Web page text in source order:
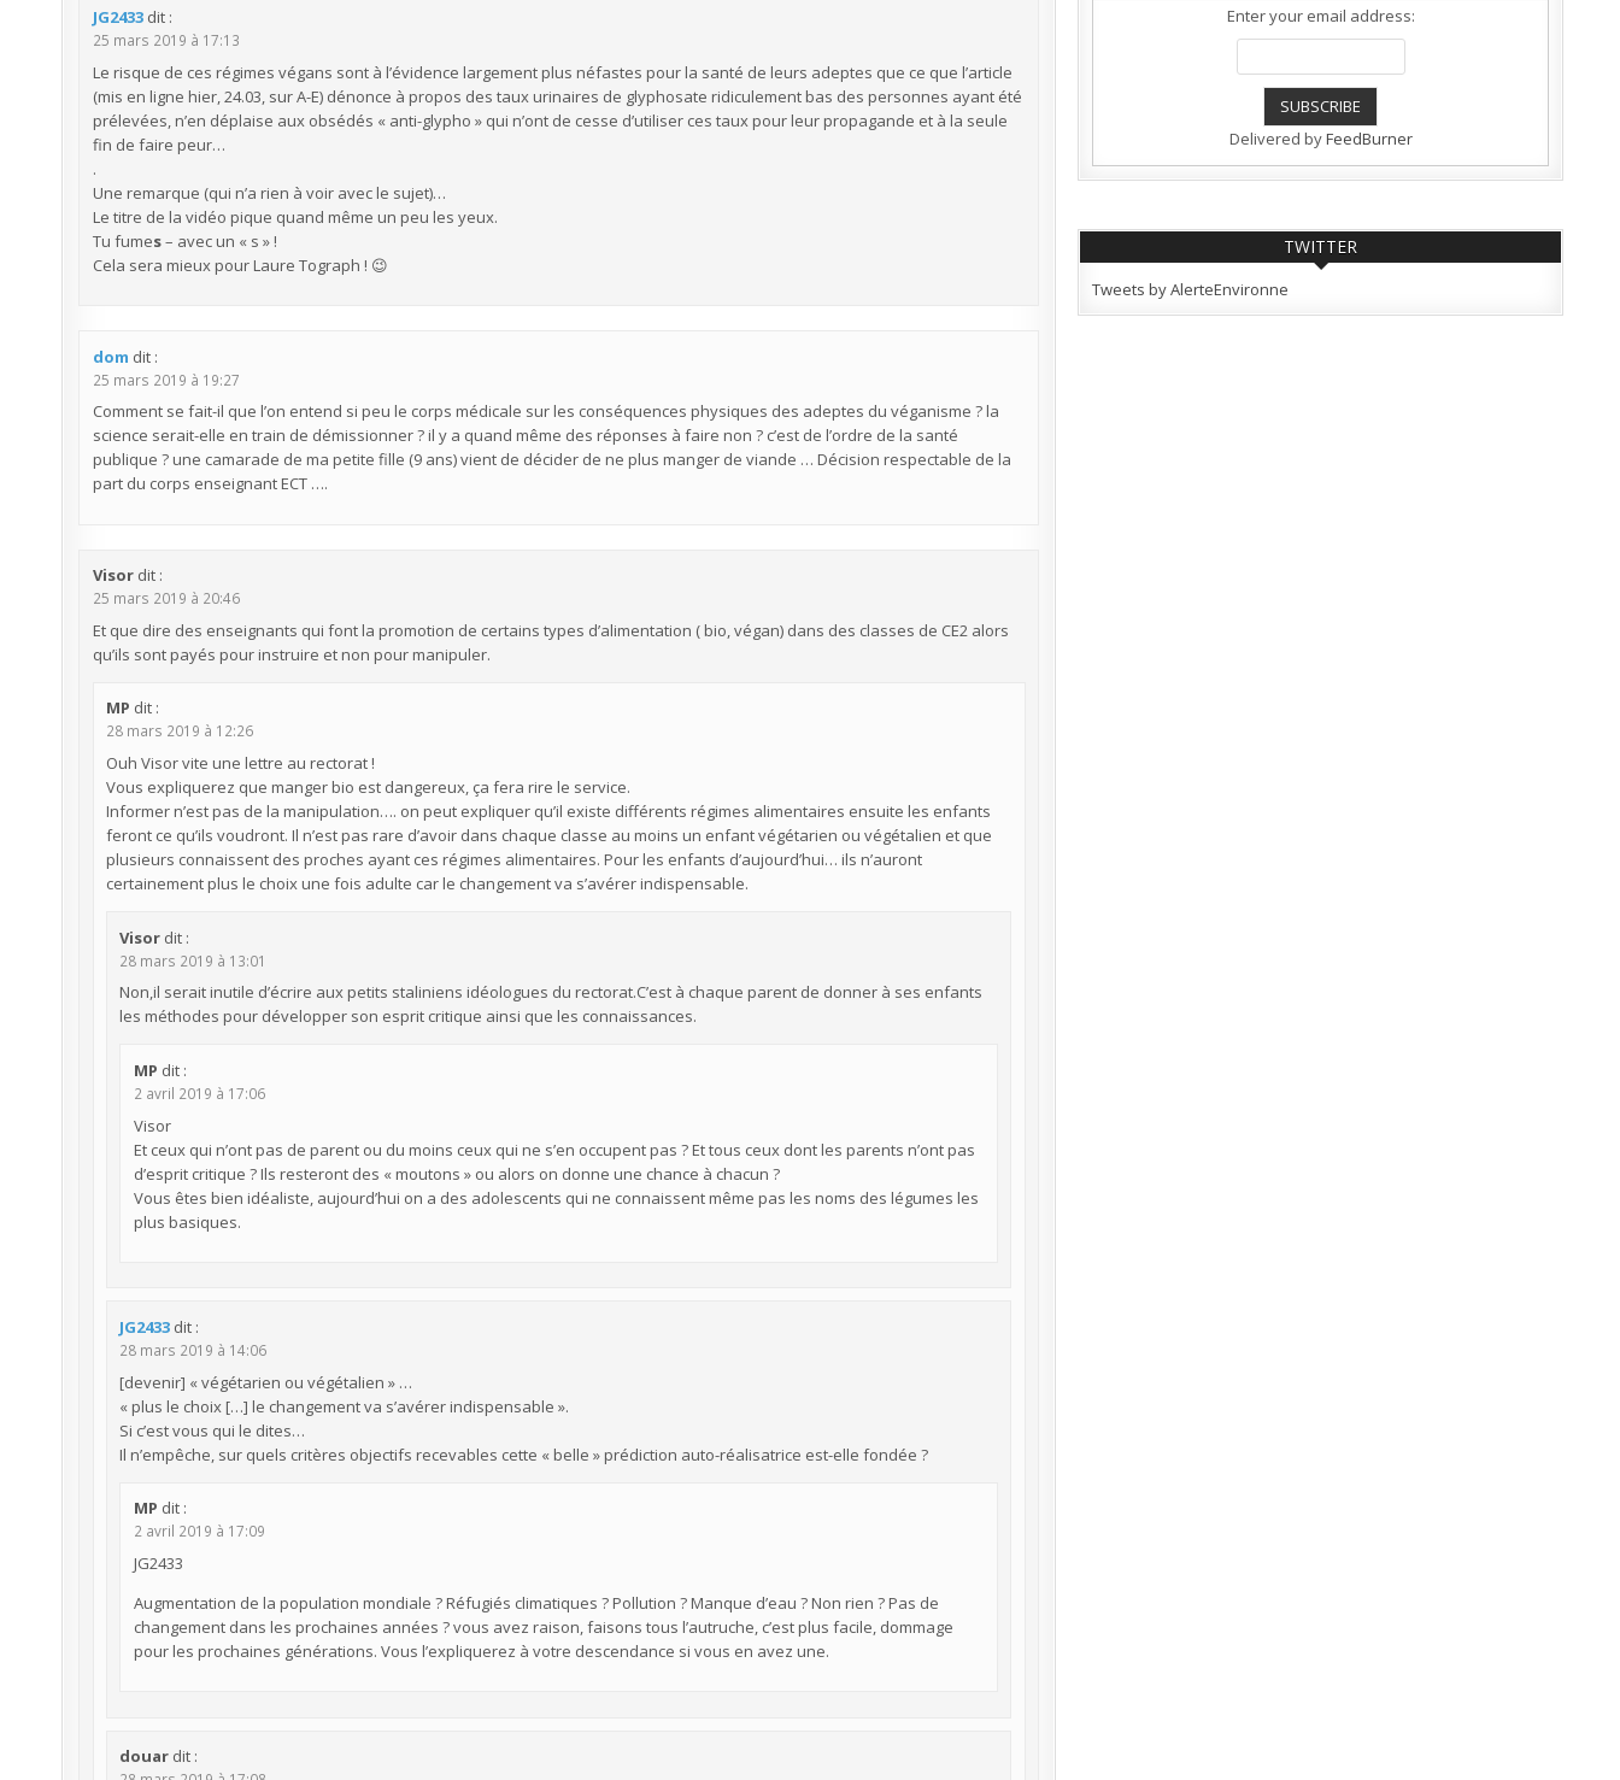
JG2433 dit :
25 mars 2019 à 17:13
Le risque de ces régimes végans sont à l’évidence largement plus néfastes pour la santé de leurs adeptes que ce que l’article
(mis en ligne hier, 24.03, sur A-E) dénonce à propos des taux urinaires de glyphosate ridiculement bas des personnes ayant été
prélevées, n’en déplaise aux obsédés « anti-glypho » qui n’ont de cesse d’utiliser ces taux pour leur propagande et à la seule
fin de faire peur…
.
Une remarque (qui n’a rien à voir avec le sujet)…
Le titre de la vidéo pique quand même un peu les yeux.
Tu fumes– avec un « s » !
Cela sera mieux pour Laure Tograph ! 😉
dom dit :
25 mars 2019 à 19:27
Comment se fait-il que l’on entend si peu le corps médicale sur les conséquences physiques des adeptes du véganisme ? la
science serait-elle en train de démissionner ? il y a quand même des réponses à faire non ? c’est de l’ordre de la santé
publique ? une camarade de ma petite fille (9 ans) vient de décider de ne plus manger de viande … Décision respectable de la
part du corps enseignant ECT ….
Visor dit :
25 mars 2019 à 20:46
Et que dire des enseignants qui font la promotion de certains types d’alimentation ( bio, végan) dans des classes de CE2 alors
qu’ils sont payés pour instruire et non pour manipuler.
MP dit :
28 mars 2019 à 12:26
Ouh Visor vite une lettre au rectorat !
Vous expliquerez que manger bio est dangereux, ça fera rire le service.
Informer n’est pas de la manipulation…. on peut expliquer qu’il existe différents régimes alimentaires ensuite les enfants
feront ce qu’ils voudront. Il n’est pas rare d’avoir dans chaque classe au moins un enfant végétarien ou végétalien et que
plusieurs connaissent des proches ayant ces régimes alimentaires. Pour les enfants d’aujourd’hui… ils n’auront
certainement plus le choix une fois adulte car le changement va s’avérer indispensable.
Visor dit :
28 mars 2019 à 13:01
Non,il serait inutile d’écrire aux petits staliniens idéologues du rectorat.C’est à chaque parent de donner à ses enfants
les méthodes pour développer son esprit critique ainsi que les connaissances.
MP dit :
2 avril 2019 à 17:06
Visor
Et ceux qui n’ont pas de parent ou du moins ceux qui ne s’en occupent pas ? Et tous ceux dont les parents n’ont pas
d’esprit critique ? Ils resteront des « moutons » ou alors on donne une chance à chacun ?
Vous êtes bien idéaliste, aujourd’hui on a des adolescents qui ne connaissent même pas les noms des légumes les
plus basiques.
JG2433 dit :
28 mars 2019 à 14:06
[devenir] « végétarien ou végétalien » …
« plus le choix […] le changement va s’avérer indispensable ».
Si c’est vous qui le dites…
Il n’empêche, sur quels critères objectifs recevables cette « belle » prédiction auto-réalisatrice est-elle fondée ?
MP dit :
2 avril 2019 à 17:09
JG2433
Augmentation de la population mondiale ? Réfugiés climatiques ? Pollution ? Manque d’eau ? Non rien ? Pas de
changement dans les prochaines années ? vous avez raison, faisons tous l’autruche, c’est plus facile, dommage
pour les prochaines générations. Vous l’expliquerez à votre descendance si vous en avez une.
douar dit :
Enter your email address:
Delivered byFeedBurner
TWITTER
Tweets by AlerteEnvironne